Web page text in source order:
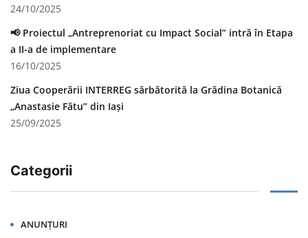
24/10/2025
📢 Proiectul „Antreprenoriat cu Impact Social” intră în Etapa
a II-a de implementare
16/10/2025
Ziua Cooperării INTERREG sărbătorită la Grădina Botanică
„Anastasie Fătu” din Iași
25/09/2025
Categorii
ANUNȚURI